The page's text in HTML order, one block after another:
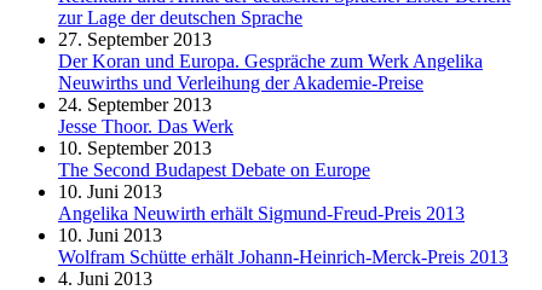
zur Lage der deutschen Sprache
27. September 2013
Der Koran und Europa. Gespräche zum Werk Angelika
Neuwirths und Verleihung der Akademie-Preise
24. September 2013
Jesse Thoor. Das Werk
10. September 2013
The Second Budapest Debate on Europe
10. Juni 2013
Angelika Neuwirth erhält Sigmund-Freud-Preis 2013
10. Juni 2013
Wolfram Schütte erhält Johann-Heinrich-Merck-Preis 2013
4. Juni 2013